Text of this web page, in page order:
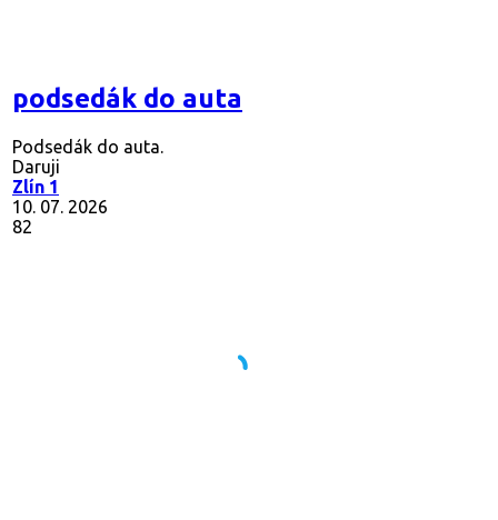
podsedák do auta
Podsedák do auta.
Daruji
Zlín 1
10. 07. 2026
82